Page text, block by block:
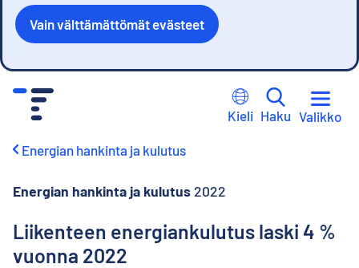
Vain välttämättömät evästeet
Kieli Haku Valikko
Energian hankinta ja kulutus
Energian hankinta ja kulutus 2022
Liikenteen energiankulutus laski 4 %
vuonna 2022